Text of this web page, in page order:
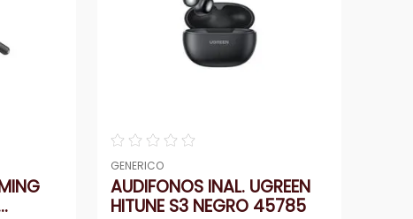
☆☆☆☆☆
GENERICO
AUDIFONOS INAL. UGREEN
HITUNE S3 NEGRO 45785